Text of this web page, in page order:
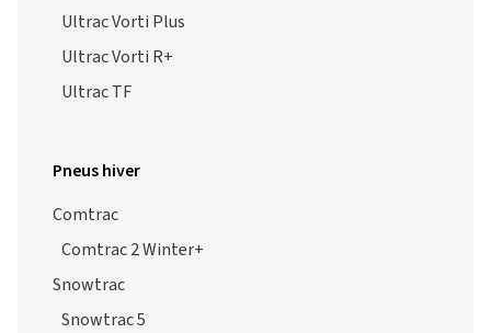
Ultrac Vorti Plus
Ultrac Vorti R+
Ultrac TF
Pneus hiver
Comtrac
Comtrac 2 Winter+
Snowtrac
Snowtrac 5